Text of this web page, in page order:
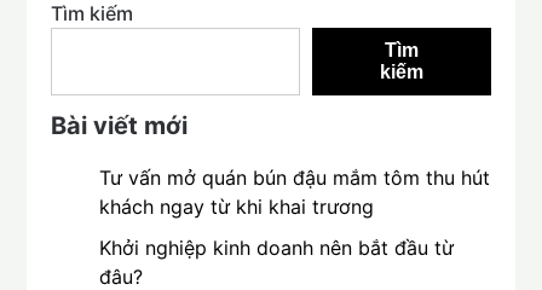
Tìm kiếm
Tìm
kiếm
Bài viết mới
Tư vấn mở quán bún đậu mắm tôm thu hút
khách ngay từ khi khai trương
Khởi nghiệp kinh doanh nên bắt đầu từ
đâu?